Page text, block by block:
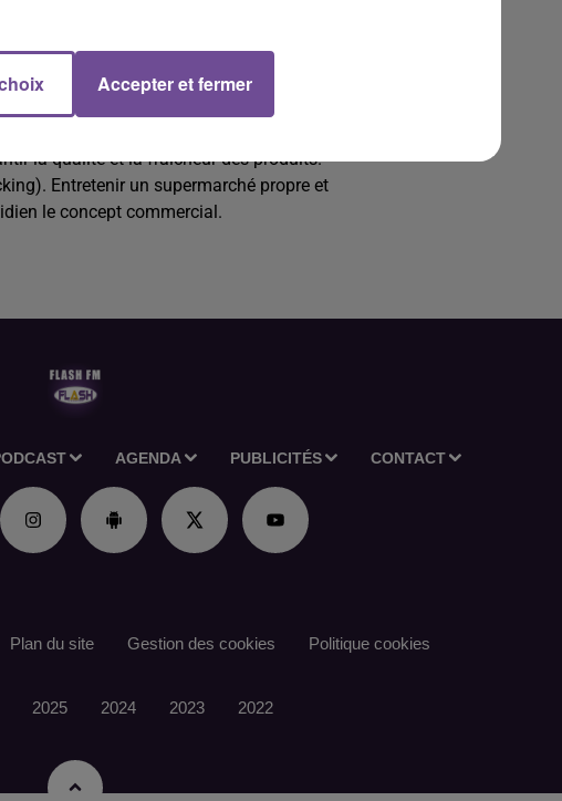
la qualité et la fraîcheur des produits.
Entretenir un supermarché propre et
le concept commercial.
AGENDA PUBLICITÉS CONTACT
Plan du site Gestion des cookies Politique cookies
2025 2024 2023 2022
Accepter et fermer